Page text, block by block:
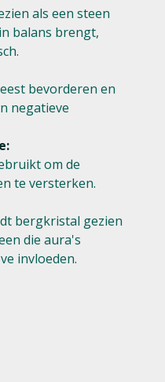
als een steen
balans brengt,
bevorderen en
negatieve
om de
te versterken.
bergkristal gezien
die aura's
invloeden.